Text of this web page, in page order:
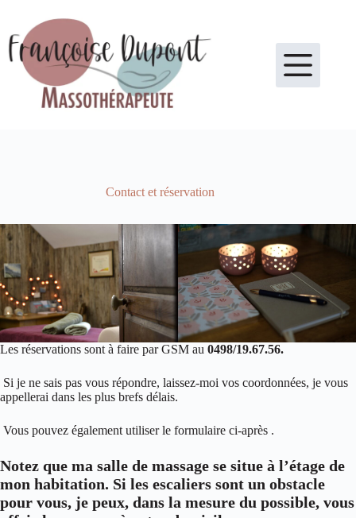
contenu
Contact et réservation
Les réservations sont à faire par GSM au 0498/19.67.56.
Si je ne sais pas vous répondre, laissez-moi vos coordonnées, je vous
appellerai dans les plus brefs délais.
Vous pouvez également utiliser le formulaire ci-après .
Notez que ma salle de massage se situe à l’étage de
mon habitation. Si les escaliers sont un obstacle
pour vous, je peux, dans la mesure du possible, vous